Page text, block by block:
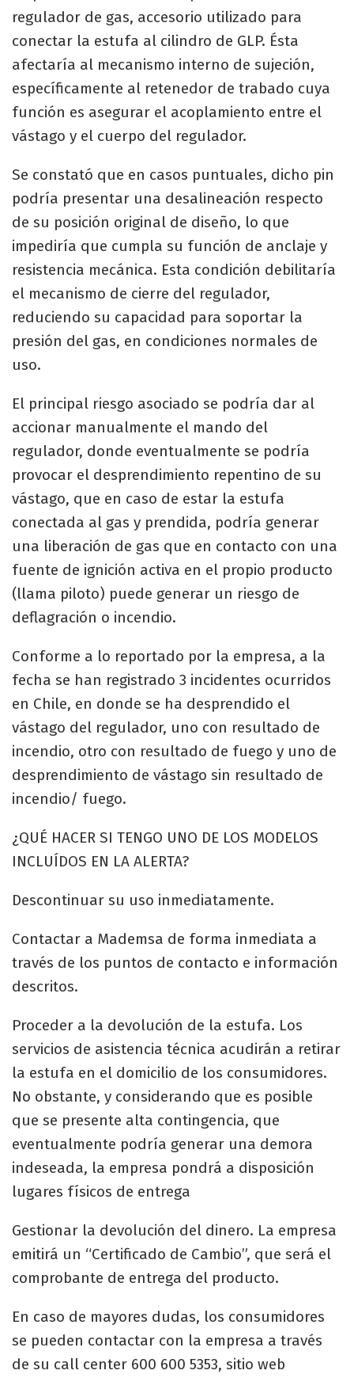
regulador de gas, accesorio utilizado para
conectar la estufa al cilindro de GLP. Ésta
afectaría al mecanismo interno de sujeción,
específicamente al retenedor de trabado cuya
función es asegurar el acoplamiento entre el
vástago y el cuerpo del regulador.
Se constató que en casos puntuales, dicho pin
podría presentar una desalineación respecto
de su posición original de diseño, lo que
impediría que cumpla su función de anclaje y
resistencia mecánica. Esta condición debilitaría
el mecanismo de cierre del regulador,
reduciendo su capacidad para soportar la
presión del gas, en condiciones normales de
uso.
El principal riesgo asociado se podría dar al
accionar manualmente el mando del
regulador, donde eventualmente se podría
provocar el desprendimiento repentino de su
vástago, que en caso de estar la estufa
conectada al gas y prendida, podría generar
una liberación de gas que en contacto con una
fuente de ignición activa en el propio producto
(llama piloto) puede generar un riesgo de
deflagración o incendio.
Conforme a lo reportado por la empresa, a la
fecha se han registrado 3 incidentes ocurridos
en Chile, en donde se ha desprendido el
vástago del regulador, uno con resultado de
incendio, otro con resultado de fuego y uno de
desprendimiento de vástago sin resultado de
incendio/ fuego.
¿QUÉ HACER SI TENGO UNO DE LOS MODELOS
INCLUÍDOS EN LA ALERTA?
Descontinuar su uso inmediatamente.
Contactar a Mademsa de forma inmediata a
través de los puntos de contacto e información
descritos.
Proceder a la devolución de la estufa. Los
servicios de asistencia técnica acudirán a retirar
la estufa en el domicilio de los consumidores.
No obstante, y considerando que es posible
que se presente alta contingencia, que
eventualmente podría generar una demora
indeseada, la empresa pondrá a disposición
lugares físicos de entrega
Gestionar la devolución del dinero. La empresa
emitirá un “Certificado de Cambio”, que será el
comprobante de entrega del producto.
En caso de mayores dudas, los consumidores
se pueden contactar con la empresa a través
de su call center 600 600 5353, sitio web